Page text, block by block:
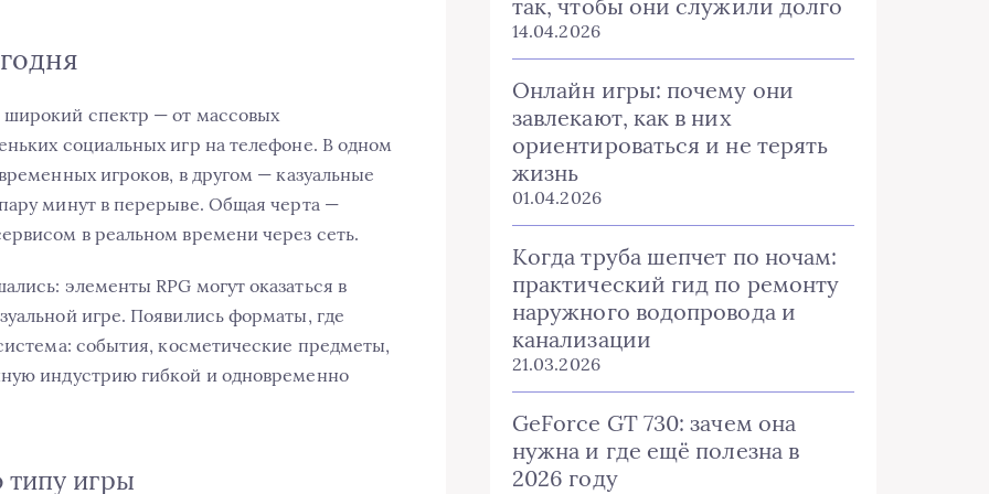
спектр — от массовых
социальных игр на телефоне. В одном
игроков, в другом — казуальные
минут в перерыве. Общая черта —
в реальном времени через сеть.
элементы RPG могут оказаться в
игре. Появились форматы, где
события, косметические предметы,
индустрию гибкой и одновременно
типу игры
так, чтобы они служили долго
14.04.2026
Онлайн игры: почему они
завлекают, как в них
ориентироваться и не терять
жизнь
01.04.2026
Когда труба шепчет по ночам:
практический гид по ремонту
наружного водопровода и
канализации
21.03.2026
GeForce GT 730: зачем она
нужна и где ещё полезна в
2026 году